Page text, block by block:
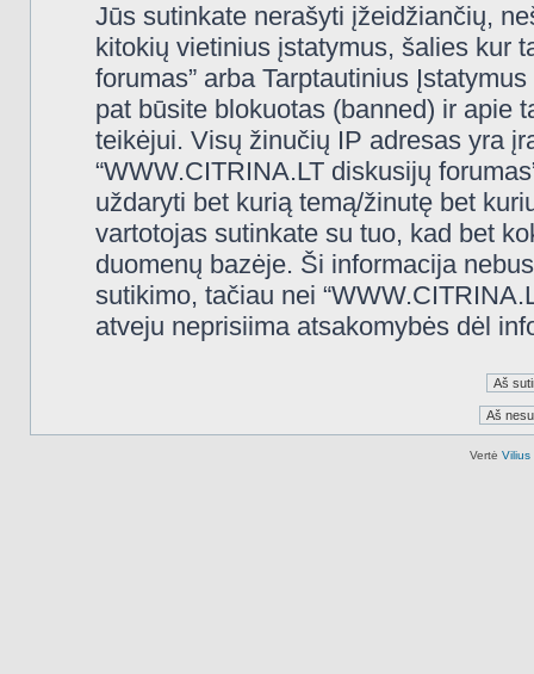
Jūs sutinkate nerašyti įžeidžiančių,
kitokių vietinius įstatymus, šalies kur
forumas” arba Tarptautinius
pat būsite blokuotas (banned) ir apie
teikėjui. Visų žinučių IP adresas yra
“WWW.CITRINA.LT diskusijų
uždaryti bet kurią temą/žinutę bet
vartotojas sutinkate su tuo, kad bet
duomenų bazėje. Ši informacija
sutikimo, tačiau nei
atveju neprisiima atsakomybės dėl
Vertė Vilius